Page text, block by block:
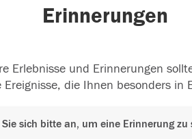
Erinnerungen
Erlebnisse und Erinnerungen
Ereignisse, die Ihnen besonders in
sich bitte an, um eine Erinnerung zu